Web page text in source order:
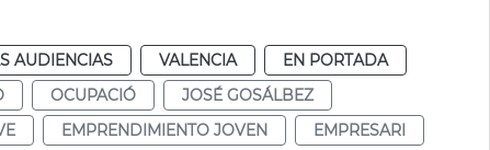
AUDIENCIAS VALENCIA
EN PORTADA
OCUPACIÓ
JOSÉ GOSÁLBEZ
EMPRENDIMIENTO JOVEN
EMPRESARI